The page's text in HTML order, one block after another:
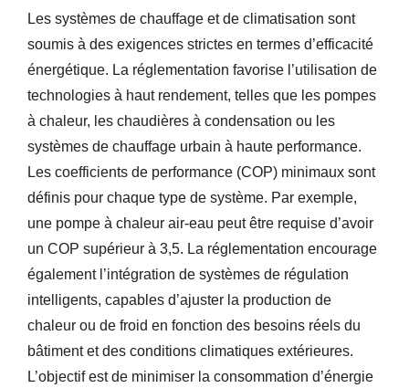
Les systèmes de chauffage et de climatisation sont
soumis à des exigences strictes en termes d’efficacité
énergétique. La réglementation favorise l’utilisation de
technologies à haut rendement, telles que les pompes
à chaleur, les chaudières à condensation ou les
systèmes de chauffage urbain à haute performance.
Les coefficients de performance (COP) minimaux sont
définis pour chaque type de système. Par exemple,
une pompe à chaleur air-eau peut être requise d’avoir
un COP supérieur à 3,5. La réglementation encourage
également l’intégration de systèmes de régulation
intelligents, capables d’ajuster la production de
chaleur ou de froid en fonction des besoins réels du
bâtiment et des conditions climatiques extérieures.
L’objectif est de minimiser la consommation d’énergie